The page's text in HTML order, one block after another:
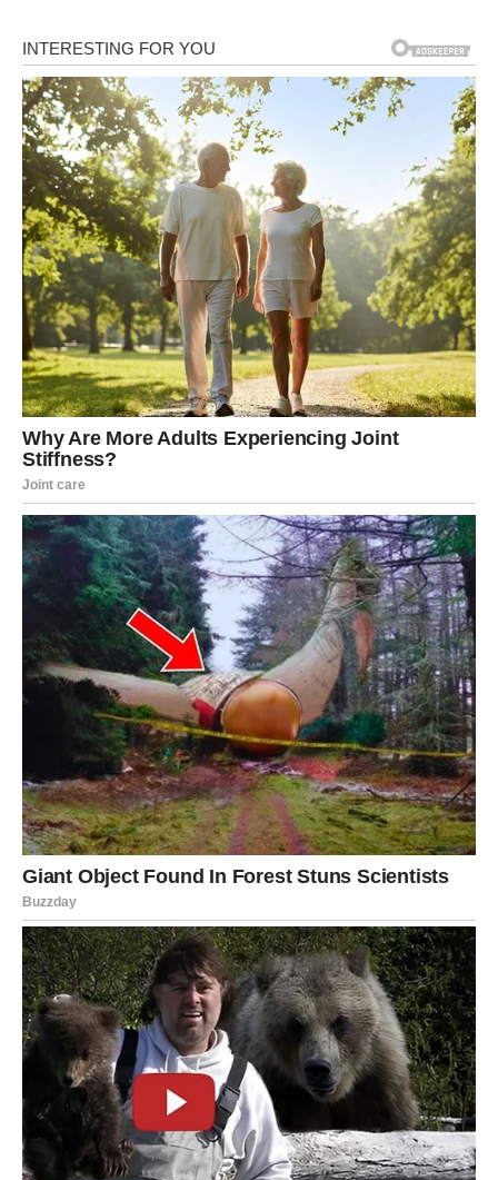
Neočekivana istina mijenja sve
Pred vama su veoma emotivni i važni trenuci.
RAK
Rakovi su među najvećim miljenicima ciganskih karata
ove sedmice.
Poslije mnogo tuge dolazi osjećaj da vam se život
konačno okreće u mnogo ljepšem pravcu.
Sreća vam dolazi kada je najpotrebnija
Pred vama su veoma nježni i sudbinski trenuci.
LAV
Lavovima dolazi veliki poslovni ili finansijski uspjeh.
Sve ono što ste dugo čekali sada konačno dolazi na svoje
mjesto.
Vrijeme velikog obilja i sreće
Pred vama su dani tokom kojih vam sve ide od ruke.
DJEVICA